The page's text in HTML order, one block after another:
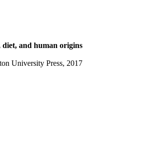
and human origins
University Press, 2017